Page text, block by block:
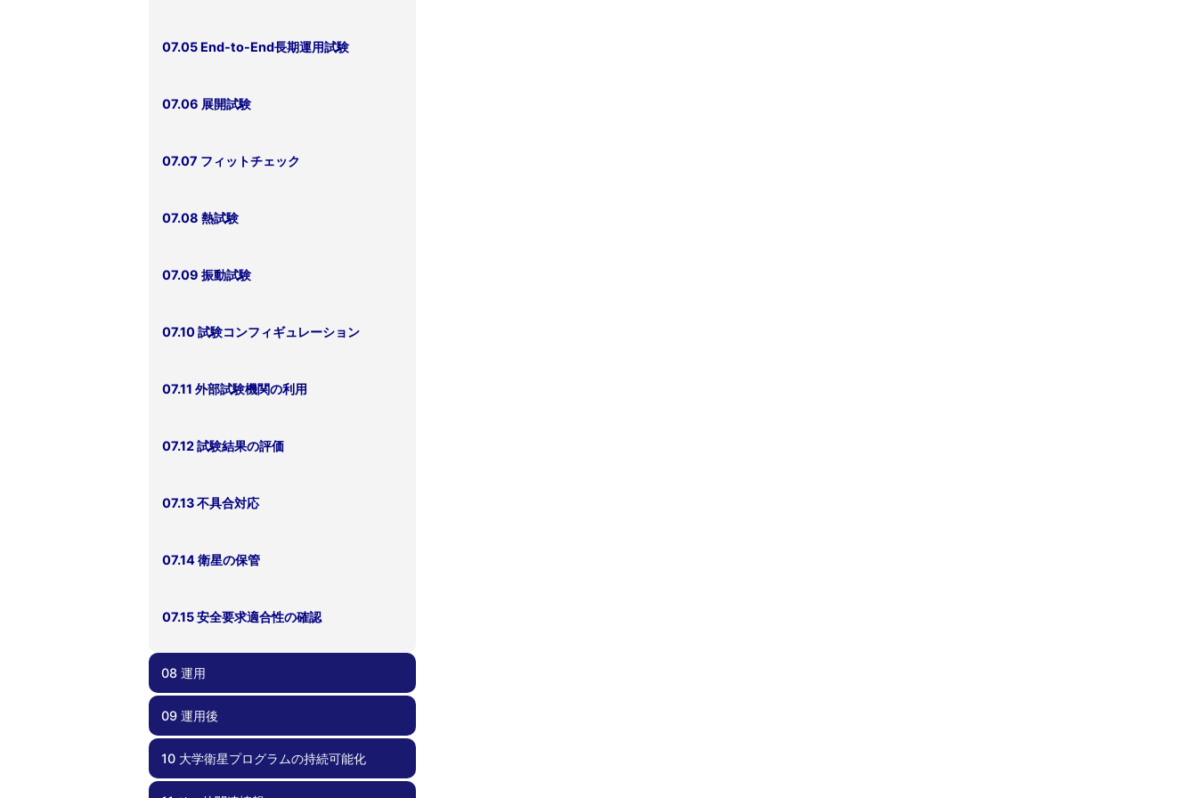
07.05 End-to-End長期運用試験
07.06 展開試験
07.07 フィットチェック
07.08 熱試験
07.09 振動試験
07.10 試験コンフィギュレーション
07.11 外部試験機関の利用
07.12 試験結果の評価
07.13 不具合対応
07.14 衛星の保管
07.15 安全要求適合性の確認
08 運用
08.00 運用
08.01 地上系準備・メンテナンス
08.02 運用計画
08.03 不具合対応
09 運用後
09.00 運用後
09.01 レッスンズラーンド
09.02 記録化と成果報告・公開
09.03 ノウハウ共有
10 大学衛星プログラムの持続可能化